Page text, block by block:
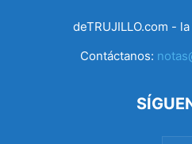
deTRUJILLO.com -
Contáctanos: